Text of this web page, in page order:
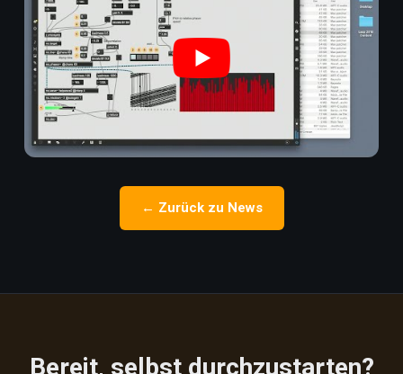
← Zurück zu News
Bereit, selbst durchzustarten?